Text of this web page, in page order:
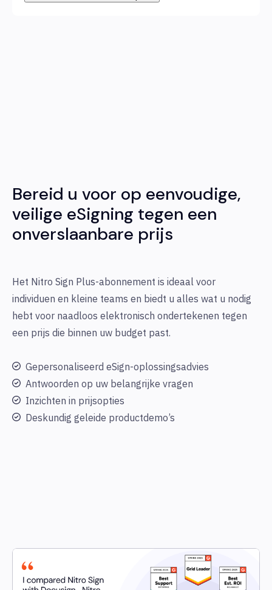
Bereid u voor op eenvoudige,
veilige eSigning tegen een
onverslaanbare prijs
Het Nitro Sign Plus-abonnement is ideaal voor
individuen en kleine teams en biedt u alles wat u nodig
hebt voor naadloos elektronisch ondertekenen tegen
een prijs die binnen uw budget past.
Gepersonaliseerd eSign-oplossingsadvies
Antwoorden op uw belangrijke vragen
Inzichten in prijsopties
Deskundig geleide productdemo’s